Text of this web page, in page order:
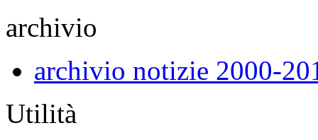
archivio
archivio notizie 2000-
Utilità